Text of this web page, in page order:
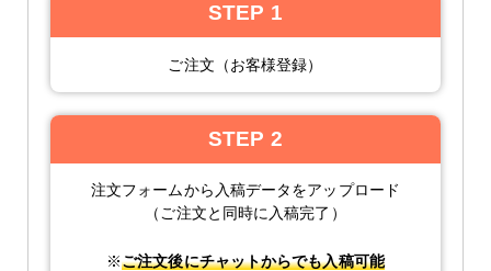
STEP 1
ご注文（お客様登録）
STEP 2
注文フォームから入稿データをアップロード
（ご注文と同時に入稿完了）
※ご注文後にチャットからでも入稿可能